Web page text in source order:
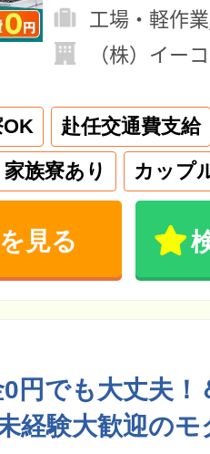
工場・軽作
（株）イー
OK
赴任交通費支給
家族寮あり カップ
見る
円でも大丈夫！
経験大歓迎の